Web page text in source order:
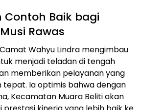
Baik bagi
Rawas
Wahyu Lindra mengimbau
menjadi teladan di tengah
memberikan pelayanan yang
tepat. Ia optimis bahwa dengan
Kecamatan Muara Beliti akan